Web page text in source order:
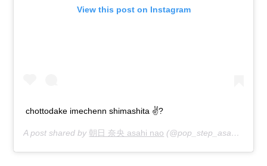
View this post on Instagram
chottodake imechenn shimashita ✌?
A post shared by朝日 奈央 asahi nao (@pop_step_asahi) on